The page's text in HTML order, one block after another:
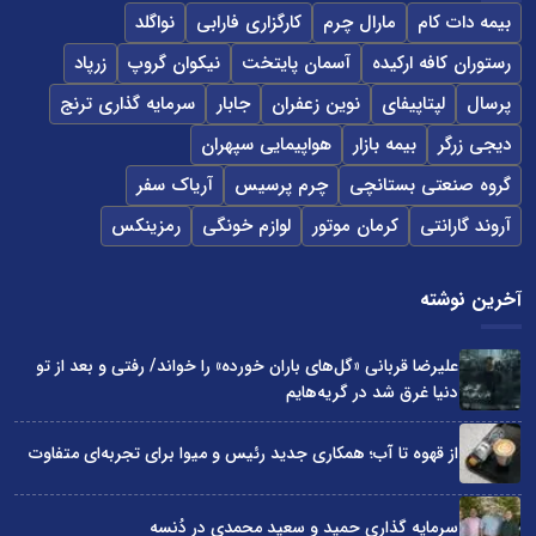
بیمه دات کام مارال چرم کارگزاری فارابی
نواگلد
رستوران کافه ارکیده
آسمان پایتخت نیکوان گروپ
زرپاد
پرسال
لپتاپیفای نوین زعفران جابار
سرمایه گذاری ترنج
دیجی زرگر
بیمه بازار
هواپیمایی سپهران
گروه صنعتی بستانچی
چرم پرسیس
آریاک سفر
آروند گارانتی
کرمان موتور لوازم خونگی رمزینکس
آخرین نوشته
علیرضا قربانی «گل‌های باران خورده» را خواند/ رفتی و بعد از تو
دنیا غرق شد در گریه‌هایم
از قهوه تا آب؛ همکاری جدید رئیس و میوا برای تجربه‌ای متفاوت
سرمایه گذاری حمید و سعید محمدی در دُنسه